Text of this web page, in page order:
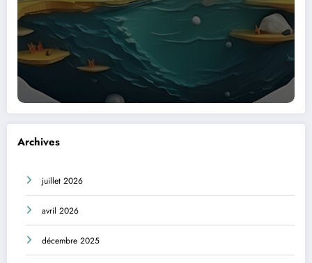
Archives
juillet 2026
avril 2026
décembre 2025